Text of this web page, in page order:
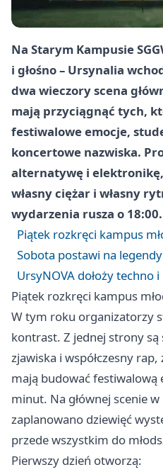
Na Starym Kampusie
i głośno – Ursynalia
dwa wieczory scena
mają przyciągnąć tych,
festiwalowe emocje,
koncertowe nazwiska.
alternatywę i
własny ciężar i własny
wydarzenia rusza o 18:00.
Piątek rozkręci kampus
Sobota postawi na
UrsyNOVA dołoży techno
Piątek rozkręci kampus
W tym roku organizatorzy
kontrast. Z jednej strony
zjawiska i współczesny
mają budować festiwalową
minut. Na głównej scenie
zaplanowano dziewięć
przede wszystkim do
Pierwszy dzień otworzą: